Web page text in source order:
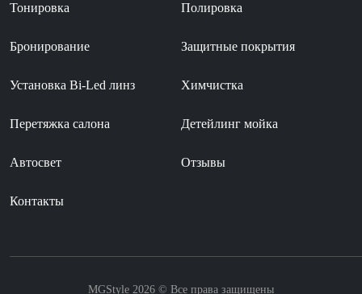
Тонировка Полировка
Бронирование Защитные покрытия
Установка Bi-Led линз Химчистка
Перетяжка салона Детейлинг мойка
Автосвет Отзывы
Контакты
MGStyle 2026 © Все права защищены